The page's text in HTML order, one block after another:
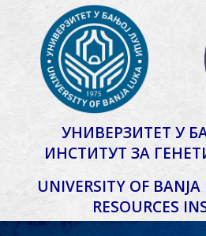
УНИВЕРЗИТЕТ У
ИНСТИТУТ ЗА
UNIVERSITY OF
RESOURCES